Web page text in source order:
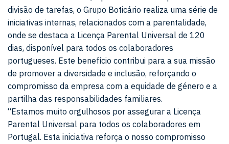
divisão de tarefas, o Grupo Boticário realiza uma série de
iniciativas internas, relacionados com a parentalidade,
onde se destaca a Licença Parental Universal de 120
dias, disponível para todos os colaboradores
portugueses. Este benefício contribui para a sua missão
de promover a diversidade e inclusão, reforçando o
compromisso da empresa com a equidade de género e a
partilha das responsabilidades familiares.
“Estamos muito orgulhosos por assegurar a Licença
Parental Universal para todos os colaboradores em
Portugal. Esta iniciativa reforça o nosso compromisso